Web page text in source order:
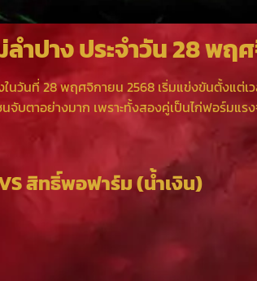
ำปาง ประจำวัน 28 พฤ
วันที่ 28 พฤศจิกายน 2568 เริ่มแข่งขันตั้งแต่เ
บตาอย่างมาก เพราะทั้งสองคู่เป็นไก่ฟอร์มแร
สิทธิ์พอฟาร์ม (น้ำเงิน)